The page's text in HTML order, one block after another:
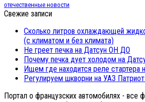
отечественные новости
Свежие записи
Сколько литров охлаждающей
(с климатом и без климата)
Не греет печка на Датсун ОН ДО
Почему печка дует холодом на
Ищем где находится реле стартера
Регулируем шкворни на УАЗ
Портал о французских автомобилях - все